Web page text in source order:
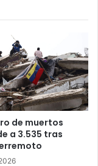
de muertos
a 3.535 tras